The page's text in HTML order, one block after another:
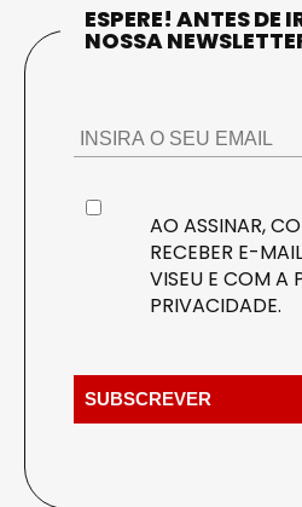
ESPERE! ANTES DE
NOSSA
AO ASSINAR,
RECEBER E-
VISEU E COM A
PRIVACIDADE.